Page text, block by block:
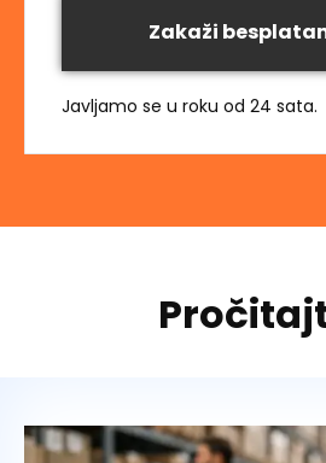
Zakaži
Javljamo se u roku od 24 sata.